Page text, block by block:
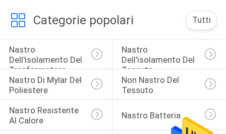
Categorie popolari Tutti
Nastro
Dell'isolamento Del
Trasformatore
Nastro
Dell'isolamento Del
Tessuto
Nastro Di Mylar Del
Poliestere
Non Nastro Del
Tessuto
Nastro Resistente
Al Calore
Nastro Batteria